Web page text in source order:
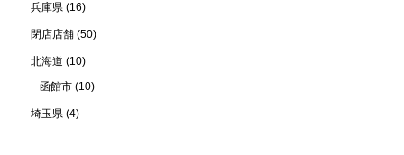
兵庫県 (16)
閉店店舗 (50)
北海道 (10)
函館市 (10)
埼玉県 (4)